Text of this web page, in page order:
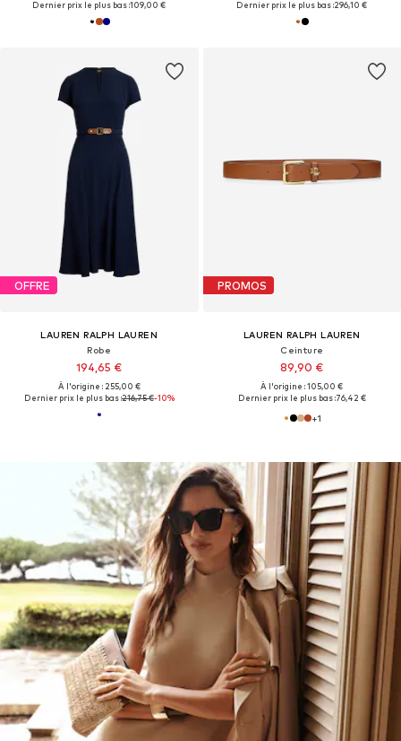
Dernier prix le plus bas :109,00 €
Dernier prix le plus bas :296,10 €
OFFRE
LAUREN RALPH LAUREN
Robe
194,65 €
À l'origine : 255,00 €
Dernier prix le plus bas :216,75 €-10%
PROMOS
LAUREN RALPH LAUREN
Ceinture
89,90 €
À l'origine : 105,00 €
Dernier prix le plus bas :76,42 €
+1